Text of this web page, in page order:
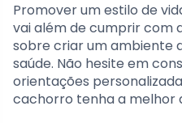
Promover um estilo de
vai além de cumprir com
sobre criar um ambiente
saúde. Não hesite em
orientações
cachorro tenha a melhor